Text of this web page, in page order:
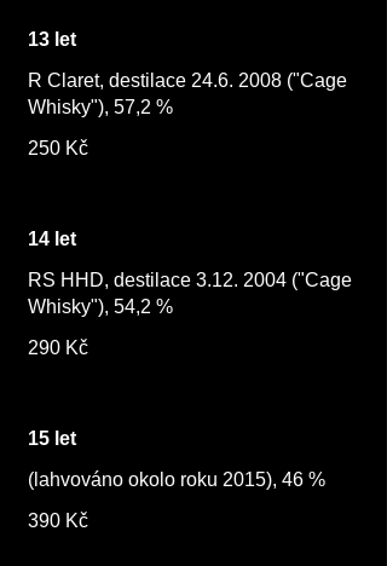
13 let
R Claret, destilace 24.6. 2008 ("Cage
Whisky"), 57,2 %
250 Kč
14 let
RS HHD, destilace 3.12. 2004 ("Cage
Whisky"), 54,2 %
290 Kč
15 let
(lahvováno okolo roku 2015), 46 %
390 Kč